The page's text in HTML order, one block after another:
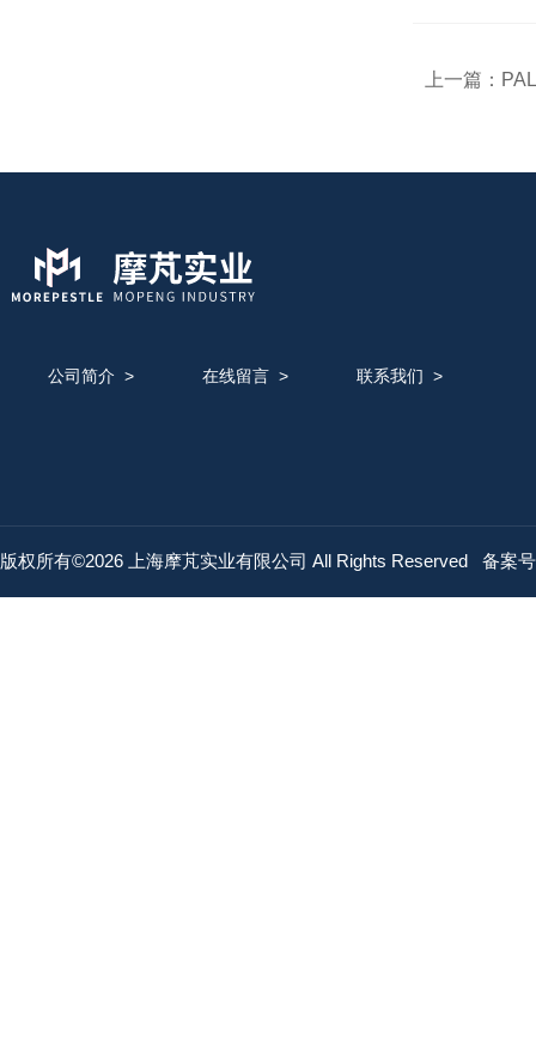
上一篇：
公司简介 > 在线留言> 联系我们 >
版权所有©2026 上海摩芃实业有限公司 All Rights Reserved 备案